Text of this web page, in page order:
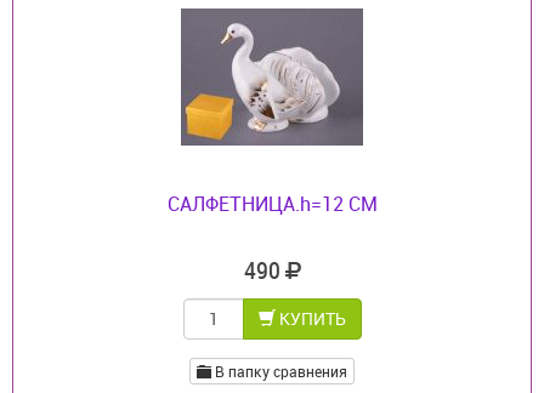
САЛФЕТНИЦА.h=12 СМ
490
КУПИТЬ
В папку сравнения